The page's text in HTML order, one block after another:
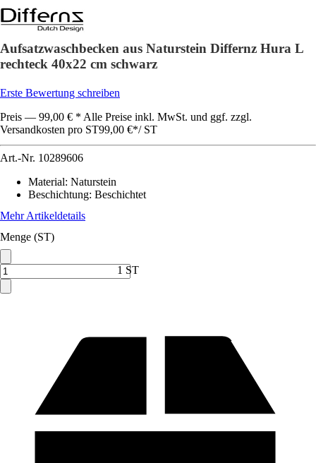
Aufsatzwaschbecken aus Naturstein Differnz Hura L
rechteck 40x22 cm schwarz
Erste Bewertung schreiben
Preis — 99,00 € * Alle Preise inkl. MwSt. und ggf. zzgl.
Versandkosten pro ST99,00 €*/ ST
Art.-Nr. 10289606
Material: Naturstein
Beschichtung: Beschichtet
Mehr Artikeldetails
Menge (ST)
1 ST